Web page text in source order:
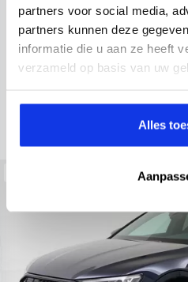
partners voor social media,
partners kunnen deze
informatie die u aan ze heeft
verzameld op basis van uw
Alles
34.998 km 437 km
electronic climate controle
Kopen
36.895,-